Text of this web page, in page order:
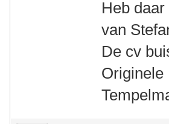
Heb
van
De cv
Originele